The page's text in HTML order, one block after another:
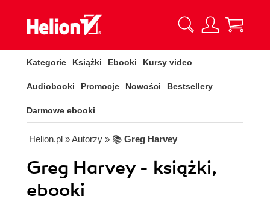
Kategorie Książki Ebooki Kursy video
Audiobooki Promocje Nowości Bestsellery
Darmowe ebooki
Helion.pl » Autorzy » 📚 Greg Harvey
Greg Harvey - książki,
ebooki